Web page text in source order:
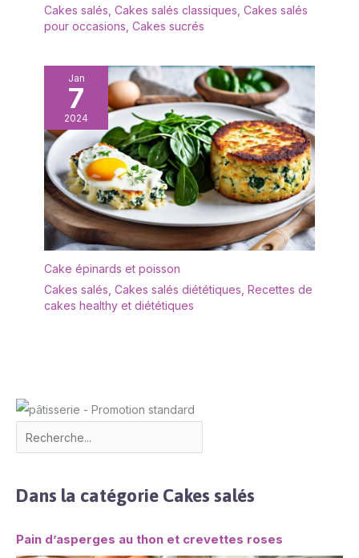
Cakes salés Cakes salés classiques Cakes salés
pour occasions Cakes sucrés
Jan
7
2024
Cake épinards et poisson
Cakes salés Cakes salés diététiques Recettes de
cakes healthy et diététiques
Dans la catégorie Cakes salés
Pain d’asperges au thon et crevettes roses